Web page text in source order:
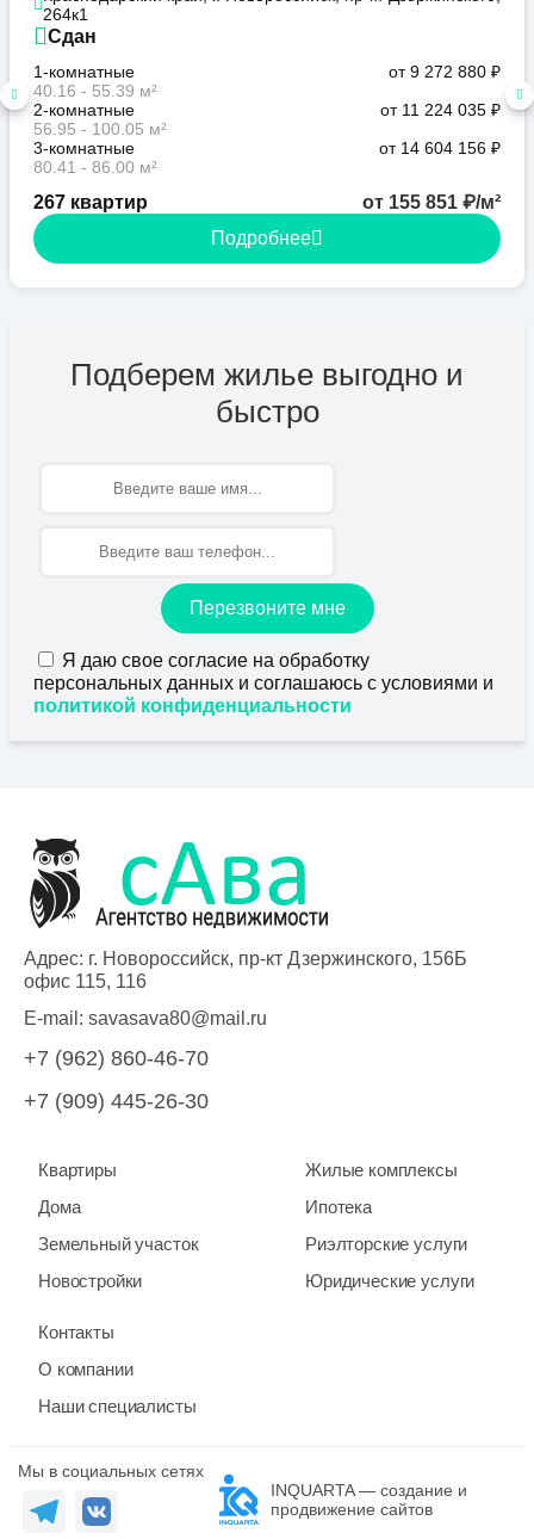
264к1
Сдан
1-комнатные
40.16 - 55.39 м²
от 9 272 880 ₽
2-комнатные
56.95 - 100.05 м²
от 11 224 035 ₽
3-комнатные
80.41 - 86.00 м²
от 14 604 156 ₽
267 квартир
от 155 851 ₽/м²
Подробнее
Подберем жилье выгодно и
быстро
Перезвоните мне
Я даю свое согласие на обработку
персональных данных и соглашаюсь с условиями и
политикой конфиденциальности
Адрес: г. Новороссийск, пр-кт Дзержинского, 156Б
офис 115, 116
E-mail: savasava80@mail.ru
+7 (962) 860-46-70
+7 (909) 445-26-30
Квартиры
Дома
Земельный участок
Новостройки
Жилые комплексы
Ипотека
Риэлторские услуги
Юридические услуги
Контакты
О компании
Наши специалисты
Мы в социальных сетях
INQUARTA — создание и
продвижение сайтов